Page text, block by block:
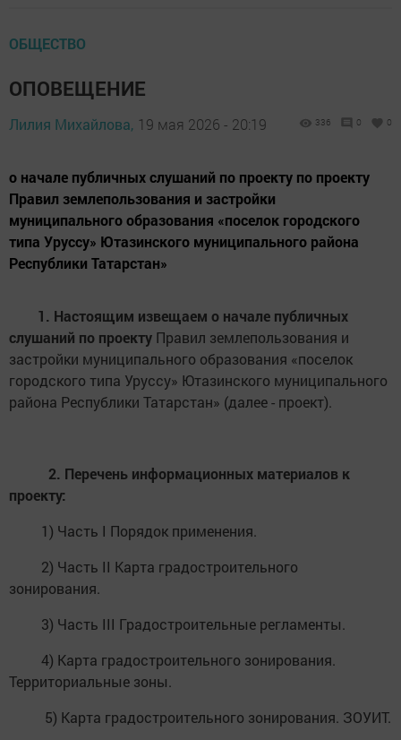
ОБЩЕСТВО
ОПОВЕЩЕНИЕ
Лилия Михайлова, 19 мая 2026 - 20:19 336 0 0
о начале публичных слушаний по проекту по проекту
Правил землепользования и застройки
муниципального образования «поселок городского
типа Уруссу» Ютазинского муниципального района
Республики Татарстан»
1. Настоящим извещаем о начале публичных
слушаний по проекту Правил землепользования и
застройки муниципального образования «поселок
городского типа Уруссу» Ютазинского муниципального
района Республики Татарстан» (далее - проект).
2. Перечень информационных материалов к
проекту:
1) Часть I Порядок применения.
2) Часть II Карта градостроительного
зонирования.
3) Часть III Градостроительные регламенты.
4) Карта градостроительного зонирования.
Территориальные зоны.
5) Карта градостроительного зонирования. ЗОУИТ.